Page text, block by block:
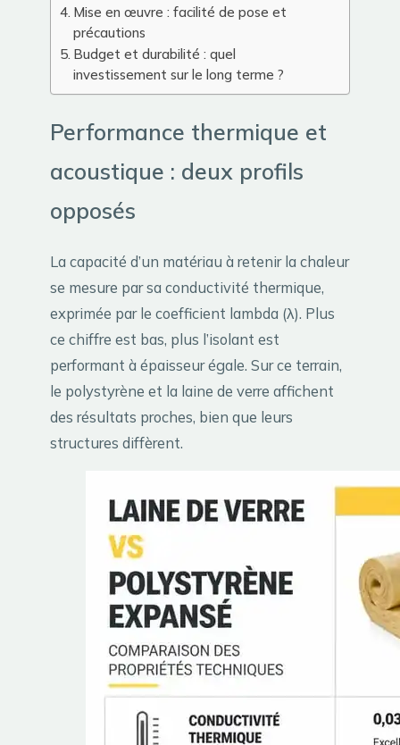
Mise en œuvre : facilité de pose et
précautions
Budget et durabilité : quel
investissement sur le long terme ?
Performance thermique et
acoustique : deux profils
opposés
La capacité d’un matériau à retenir la chaleur
se mesure par sa conductivité thermique,
exprimée par le coefficient lambda (λ). Plus
ce chiffre est bas, plus l’isolant est
performant à épaisseur égale. Sur ce terrain,
le polystyrène et la laine de verre affichent
des résultats proches, bien que leurs
structures diffèrent.